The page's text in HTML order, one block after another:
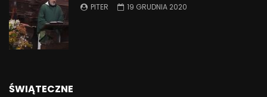
PITER 19 GRUDNIA 2020
ŚWIĄTECZNE